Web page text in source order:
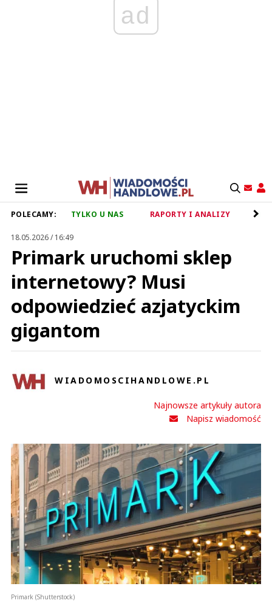
ad
POLECAMY: TYLKO U NAS RAPORTY I ANALIZY
18.05.2026 / 16:49
Primark uruchomi sklep
internetowy? Musi
odpowiedzieć azjatyckim
gigantom
WIADOMOSCIHANDLOWE.PL
Najnowsze artykuły autora
Napisz wiadomość
Primark (Shutterstock)